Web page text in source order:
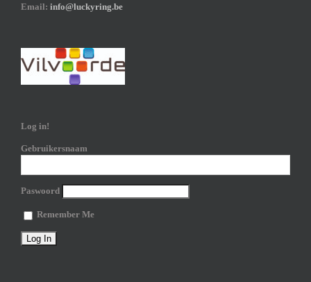
Email: info@luckyring.be
Log in!
Gebruikersnaam
Paswoord
Remember Me